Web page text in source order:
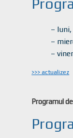
–
–
–
>>> actualizez
Programul